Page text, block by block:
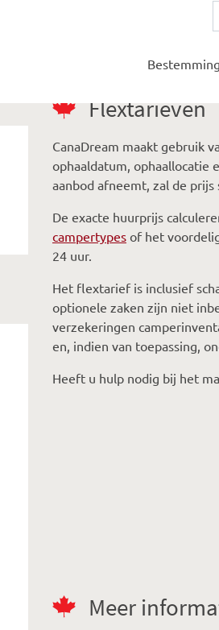
Flextarieven
CanaDream maakt gebruik
ophaaldatum, ophaallocatie
aanbod afneemt, zal de
De exacte huurprijs
campertypes of het
24 uur.
Het flextarief is inclusief
optionele zaken zijn niet
verzekeringen
en, indien van toepassing,
Heeft u hulp nodig bij het
Meer